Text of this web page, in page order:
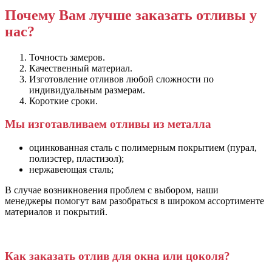
Почему Вам лучше заказать отливы у
нас?
Точность замеров.
Качественный материал.
Изготовление отливов любой сложности по
индивидуальным размерам.
Короткие сроки.
Мы изготавливаем отливы из металла
оцинкованная сталь с полимерным покрытием (пурал,
полиэстер, пластизол);
нержавеющая сталь;
В случае возникновения проблем с выбором, наши
менеджеры помогут вам разобраться в широком ассортименте
материалов и покрытий.
Как заказать отлив для окна или цоколя?